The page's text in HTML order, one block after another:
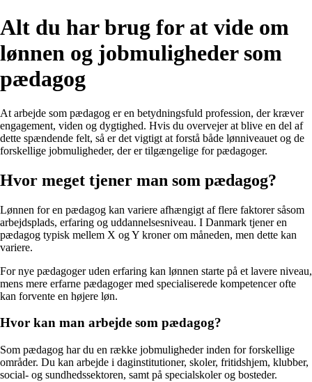
Alt du har brug for at vide om
lønnen og jobmuligheder som
pædagog
At arbejde som pædagog er en betydningsfuld profession, der kræver
engagement, viden og dygtighed. Hvis du overvejer at blive en del af
dette spændende felt, så er det vigtigt at forstå både lønniveauet og de
forskellige jobmuligheder, der er tilgængelige for pædagoger.
Hvor meget tjener man som pædagog?
Lønnen for en pædagog kan variere afhængigt af flere faktorer såsom
arbejdsplads, erfaring og uddannelsesniveau. I Danmark tjener en
pædagog typisk mellem X og Y kroner om måneden, men dette kan
variere.
For nye pædagoger uden erfaring kan lønnen starte på et lavere niveau,
mens mere erfarne pædagoger med specialiserede kompetencer ofte
kan forvente en højere løn.
Hvor kan man arbejde som pædagog?
Som pædagog har du en række jobmuligheder inden for forskellige
områder. Du kan arbejde i daginstitutioner, skoler, fritidshjem, klubber,
social- og sundhedssektoren, samt på specialskoler og bosteder.